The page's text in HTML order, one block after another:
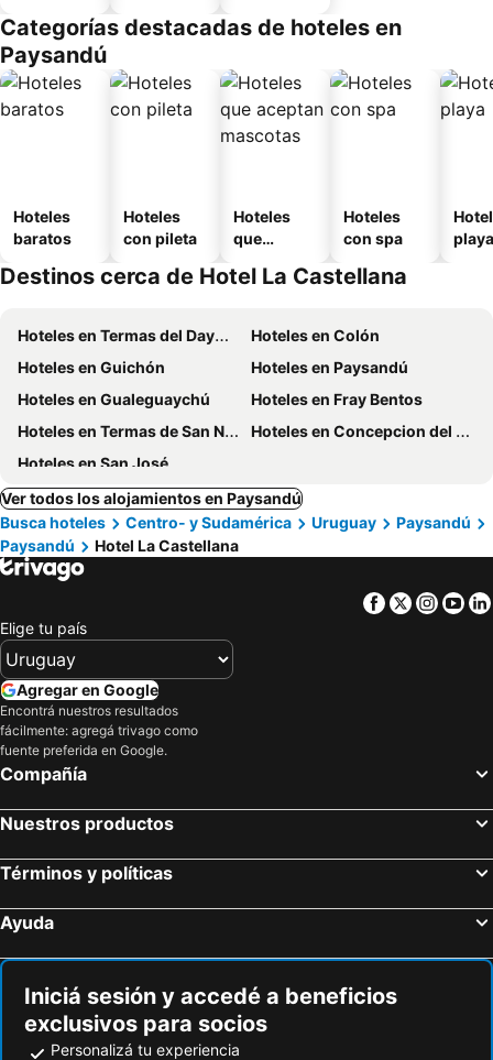
Categorías destacadas de hoteles en
Paysandú
Hoteles
baratos
Hoteles
con pileta
Hoteles
que
mascotas
Hoteles
con spa
playa
Destinos cerca de Hotel La Castellana
Hoteles en Termas del Dayman
Hoteles en Colón
Hoteles en Guichón
Hoteles en Paysandú
Hoteles en Gualeguaychú
Hoteles en Fray Bentos
Hoteles en Termas de San Nicanor
Hoteles en Concepcion del Uruguay
Hoteles en San José
Ver todos los alojamientos en Paysandú
Busca hoteles
Centro- y Sudamérica Uruguay
Paysandú
Paysandú
Hotel La Castellana
Facebook
Twitter
Elige tu país
Agregar en Google
Encontrá nuestros resultados
fácilmente: agregá trivago como
fuente preferida en Google.
Compañía
Nuestros productos
Términos y políticas
Ayuda
Iniciá sesión y accedé a beneficios
exclusivos para socios
Personalizá tu experiencia